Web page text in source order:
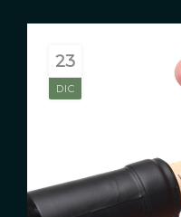
23
DIC
3
OCT